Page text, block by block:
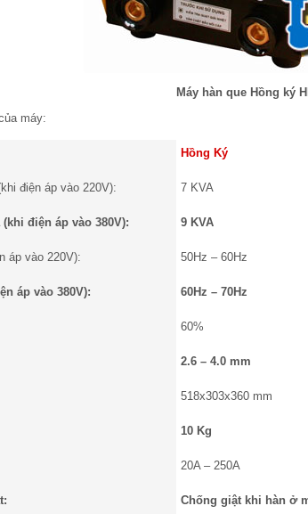
Máy hàn que Hồng ký
máy:
Hồng Ký
điện áp vào 220V): 7 KVA
điện áp vào 380V): 9 KVA
áp vào 220V): 50Hz – 60Hz
áp vào 380V): 60Hz – 70Hz
60%
2.6 – 4.0 mm
518x303x360 mm
10 Kg
20A – 250A
Chống giật khi hàn ở